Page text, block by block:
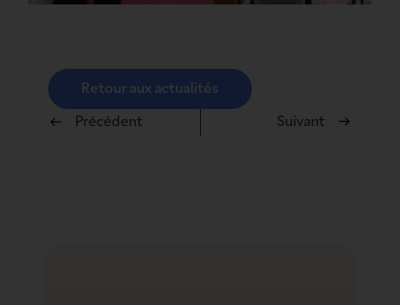
Retour aux actualités
Précédent Suivant